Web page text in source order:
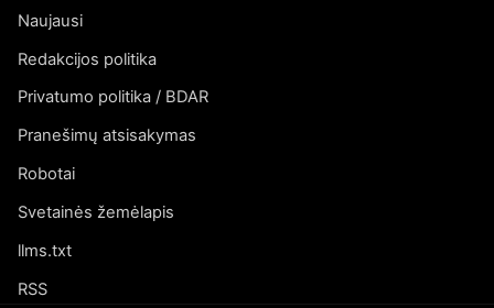
Naujausi
Redakcijos politika
Privatumo politika / BDAR
Pranešimų atsisakymas
Robotai
Svetainės žemėlapis
llms.txt
RSS